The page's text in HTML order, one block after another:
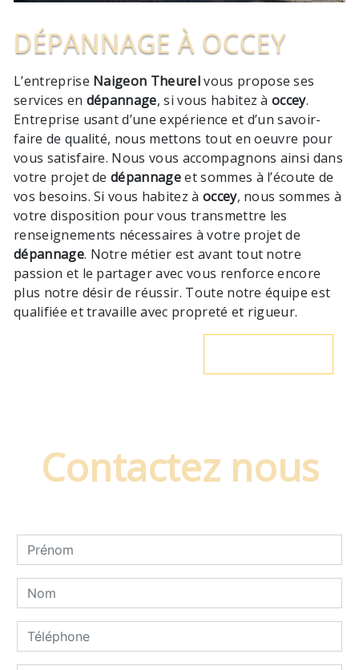
DÉPANNAGE À OCCEY
L’entreprise Naigeon Theurelvous propose ses
services en dépannage, si vous habitez àoccey.
Entreprise usant d’une expérience et d’un savoir-
faire de qualité, nous mettons tout en oeuvre pour
vous satisfaire. Nous vous accompagnons ainsi dans
votre projet dedépannageet sommes à l’écoute de
vos besoins. Si vous habitez à occey, nous sommes à
votre disposition pour vous transmettre les
renseignements nécessaires à votre projet de
dépannage. Notre métier est avant tout notre
passion et le partager avec vous renforce encore
plus notre désir de réussir. Toute notre équipe est
qualifiée et travaille avec propreté et rigueur.
Contactez nous